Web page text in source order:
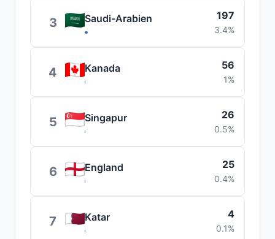
3 Saudi-Arabien 197
3.4%
4 Kanada 56
1%
5 Singapur 26
0.5%
6 England 25
0.4%
7 Katar 4
0.1%